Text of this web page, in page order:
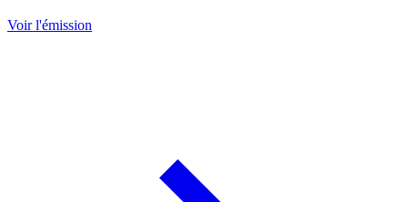
Voir l'émission